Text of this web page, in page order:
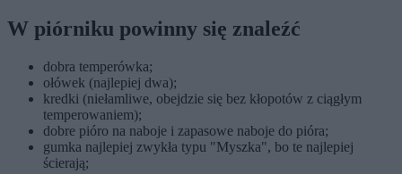
W piórniku powinny się znaleźć
dobra temperówka;
ołówek (najlepiej dwa);
kredki (niełamliwe, obejdzie się bez kłopotów z ciągłym
temperowaniem);
dobre pióro na naboje i zapasowe naboje do pióra;
gumka najlepiej zwykła typu "Myszka", bo te najlepiej
ścierają;